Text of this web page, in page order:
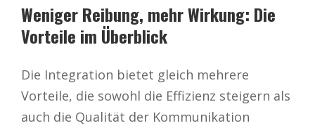
Weniger Reibung, mehr Wirkung: Die
Vorteile im Überblick
Die Integration bietet gleich mehrere
Vorteile, die sowohl die Effizienz steigern als
auch die Qualität der Kommunikation